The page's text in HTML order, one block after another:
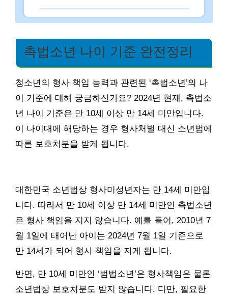
촉법소년 나이 기준 완전정리
청소년의 형사 책임 능력과 관련된 ‘촉법소년’의 나
이 기준에 대해 궁금하신가요? 2024년 현재, 촉법소
년 나이 기준은 만 10세 이상 만 14세 미만입니다.
이 나이대에 해당하는 경우 형사처벌 대신 소년법에
따른 보호처분을 받게 됩니다.
대한민국 소년법상 형사미성년자는 만 14세 미만입
니다. 따라서 만 10세 이상 만 14세 미만인 촉법소년
은 형사 책임을 지지 않습니다. 예를 들어, 2010년 7
월 1일에 태어난 아이는 2024년 7월 1일 기준으로
만 14세가 되어 형사 책임을 지게 됩니다.
반면, 만 10세 미만인 ‘범법소년’은 형사책임은 물론
소년법상 보호처분도 받지 않습니다. 다만, 필요한